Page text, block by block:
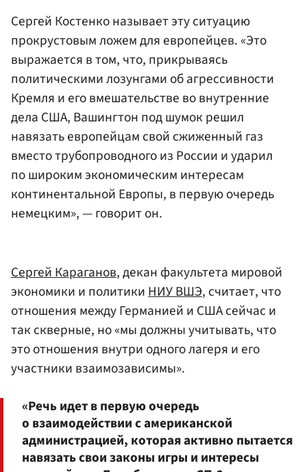
Сергей Костенко называет эту ситуацию
прокрустовым ложем для европейцев. «Это
выражается в том, что, прикрываясь
политическими лозунгами об агрессивности
Кремля и его вмешательстве во внутренние
дела США, Вашингтон под шумок решил
навязать европейцам свой сжиженный газ
вместо трубопроводного из России и ударил
по широким экономическим интересам
континентальной Европы, в первую очередь
немецким», — говорит он.
Сергей Караганов, декан факультета мировой
экономики и политикиНИУ ВШЭ, считает, что
отношения между Германией и США сейчас и
так скверные, но «мы должны учитывать, что
это отношения внутри одного лагеря и его
участники взаимозависимы».
«Речь идет в первую очередь
о взаимодействии с американской
администрацией, которая активно пытается
навязать свои законы игры и интересы